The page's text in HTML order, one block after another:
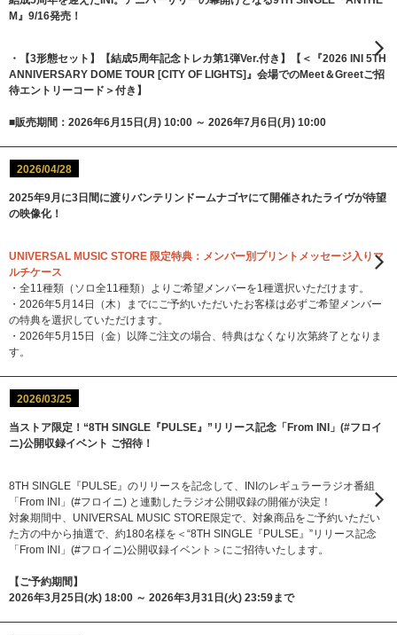
M』9/16発売！
・【3形態セット】【結成5周年記念トレカ第1弾Ver.付き】【＜『2026 INI 5TH
ANNIVERSARY DOME TOUR [CITY OF LIGHTS]』会場でのMeet＆Greetご招
待エントリーコード＞付き】
■販売期間：2026年6月15日(月) 10:00 ～ 2026年7月6日(月) 10:00
2026/04/28
2025年9月に3日間に渡りバンテリンドームナゴヤにて開催されたライヴが待望
の映像化！
UNIVERSAL MUSIC STORE 限定特典：メンバー別プリントメッセージ入りマ
ルチケース
・全11種類（ソロ全11種類）よりご希望メンバーを1種選択いただけます。
・2026年5月14日（木）までにご予約いただいたお客様は必ずご希望メンバー
の特典を選択していただけます。
・2026年5月15日（金）以降ご注文の場合、特典はなくなり次第終了となりま
す。
2026/03/25
当ストア限定！“8TH SINGLE『PULSE』”リリース記念「From INI」(#フロイ
ニ)公開収録イベント ご招待！
8TH SINGLE『PULSE』のリリースを記念して、INIのレギュラーラジオ番組
「From INI」(#フロイニ) と連動したラジオ公開収録の開催が決定！
対象期間中、UNIVERSAL MUSIC STORE限定で、対象商品をご予約いただい
た方の中から抽選で、約180名様を＜“8TH SINGLE『PULSE』”リリース記念
「From INI」(#フロイニ)公開収録イベント＞にご招待いたします。
【ご予約期間】
2026年3月25日(水) 18:00 ～ 2026年3月31日(火) 23:59まで